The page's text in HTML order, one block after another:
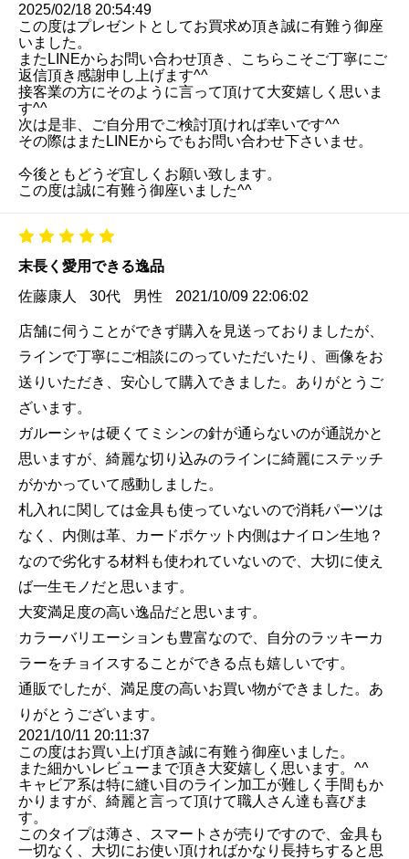
2025/02/18 20:54:49
この度はプレゼントとしてお買求め頂き誠に有難う御座
いました。
またLINEからお問い合わせ頂き、こちらこそご丁寧にご
返信頂き感謝申し上げます^^
接客業の方にそのように言って頂けて大変嬉しく思いま
す^^
次は是非、ご自分用でご検討頂ければ幸いです^^
その際はまたLINEからでもお問い合わせ下さいませ。
今後ともどうぞ宜しくお願い致します。
この度は誠に有難う御座いました^^
末長く愛用できる逸品
佐藤康人
30代 男性 2021/10/09 22:06:02
店舗に伺うことができず購入を見送っておりましたが、
ラインで丁寧にご相談にのっていただいたり、画像をお
送りいただき、安心して購入できました。ありがとうご
ざいます。
ガルーシャは硬くてミシンの針が通らないのが通説かと
思いますが、綺麗な切り込みのラインに綺麗にステッチ
がかかっていて感動しました。
札入れに関しては金具も使っていないので消耗パーツは
なく、内側は革、カードポケット内側はナイロン生地？
なので劣化する材料も使われていないので、大切に使え
ば一生モノだと思います。
大変満足度の高い逸品だと思います。
カラーバリエーションも豊富なので、自分のラッキーカ
ラーをチョイスすることができる点も嬉しいです。
通販でしたが、満足度の高いお買い物ができました。あ
りがとうございます。
2021/10/11 20:11:37
この度はお買い上げ頂き誠に有難う御座いました。
また細かいレビューまで頂き大変嬉しく思います。^^
キャビア系は特に縫い目のライン加工が難しく手間もか
かりますが、綺麗と言って頂けて職人さん達も喜びま
す。
このタイプは薄さ、スマートさが売りですので、金具も
一切なく、大切にお使い頂ければかなり長持ちすると思